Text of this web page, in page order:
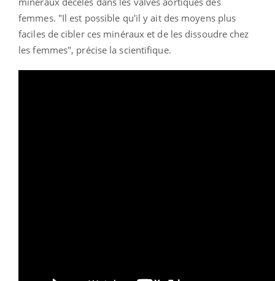
femmes. "Il est possible qu'il y ait des moyens plus
faciles de cibler ces minéraux et de les dissoudre chez
les femmes", précise la scientifique.